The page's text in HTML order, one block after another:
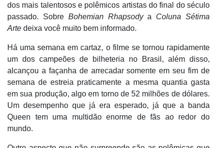
dos mais talentosos e polêmicos artistas do final do século
passado. Sobre Bohemian Rhapsodya Coluna Sétima
Arte deixa você muito bem informado.
Há uma semana em cartaz, o filme se tornou rapidamente
um dos campeões de bilheteria no Brasil, além disso,
alcançou a façanha de arrecadar somente em seu fim de
semana de estreia praticamente a mesma quantia gasta
em sua produção, algo em torno de 52 milhões de dólares.
Um desempenho que já era esperado, já que a banda
Queen tem uma multidão enorme de fãs ao redor do
mundo.